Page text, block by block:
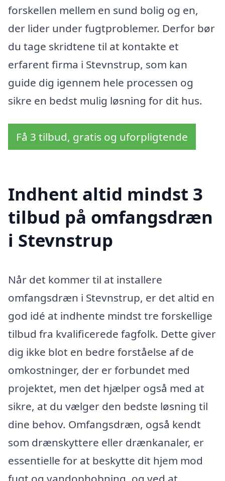
forskellen mellem en sund bolig og en,
der lider under fugtproblemer. Derfor bør
du tage skridtene til at kontakte et
erfarent firma i Stevnstrup, som kan
guide dig igennem hele processen og
sikre en bedst mulig løsning for dit hus.
Få 3 tilbud, gratis og uforpligtende
Indhent altid mindst 3
tilbud på omfangsdræn
i Stevnstrup
Når det kommer til at installere
omfangsdræn i Stevnstrup, er det altid en
god idé at indhente mindst tre forskellige
tilbud fra kvalificerede fagfolk. Dette giver
dig ikke blot en bedre forståelse af de
omkostninger, der er forbundet med
projektet, men det hjælper også med at
sikre, at du vælger den bedste løsning til
dine behov. Omfangsdræn, også kendt
som drænskyttere eller drænkanaler, er
essentielle for at beskytte dit hjem mod